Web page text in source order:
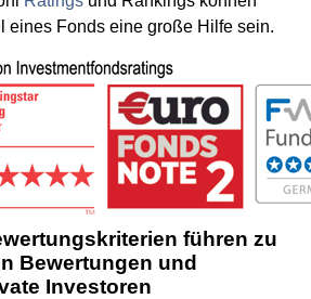
eines Fonds eine große Hilfe sein.
führen zu
Bewertungen und
Investoren